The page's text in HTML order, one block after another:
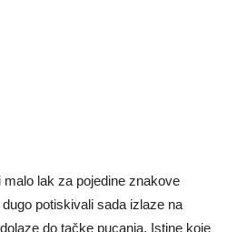
malo lak za pojedine znakove
potiskivali sada izlaze na
do tačke pucanja. Istine koje